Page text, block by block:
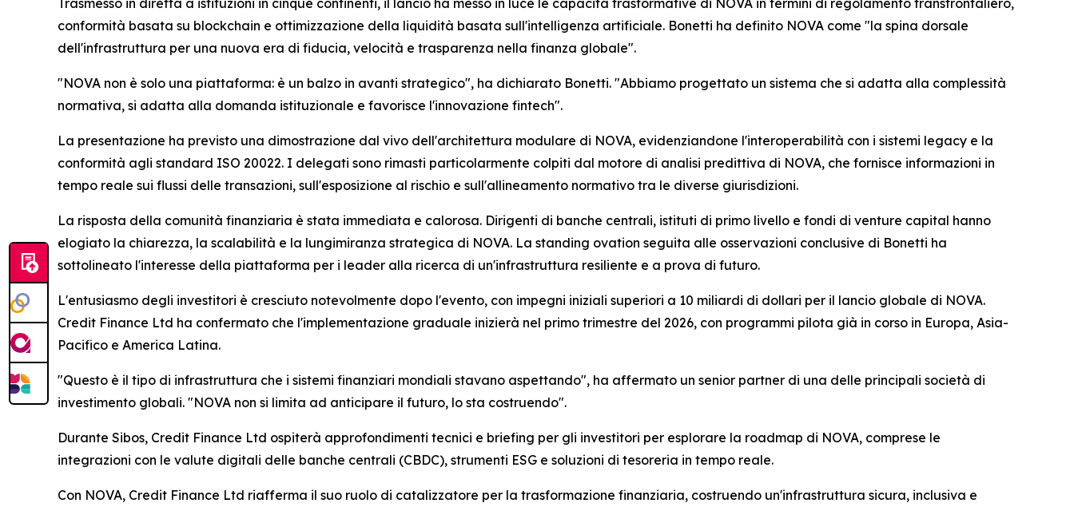
Trasmesso in diretta a istituzioni in cinque continenti, il lancio ha messo in luce le capacità trasformative di NOVA in termini di regolamento transfrontaliero,
conformità basata su blockchain e ottimizzazione della liquidità basata sull'intelligenza artificiale. Bonetti ha definito NOVA come "la spina dorsale
dell'infrastruttura per una nuova era di fiducia, velocità e trasparenza nella finanza globale".
"NOVA non è solo una piattaforma: è un balzo in avanti strategico", ha dichiarato Bonetti. "Abbiamo progettato un sistema che si adatta alla complessità
normativa, si adatta alla domanda istituzionale e favorisce l'innovazione fintech".
La presentazione ha previsto una dimostrazione dal vivo dell'architettura modulare di NOVA, evidenziandone l'interoperabilità con i sistemi legacy e la
conformità agli standard ISO 20022. I delegati sono rimasti particolarmente colpiti dal motore di analisi predittiva di NOVA, che fornisce informazioni in
tempo reale sui flussi delle transazioni, sull'esposizione al rischio e sull'allineamento normativo tra le diverse giurisdizioni.
La risposta della comunità finanziaria è stata immediata e calorosa. Dirigenti di banche centrali, istituti di primo livello e fondi di venture capital hanno
elogiato la chiarezza, la scalabilità e la lungimiranza strategica di NOVA. La standing ovation seguita alle osservazioni conclusive di Bonetti ha
sottolineato l'interesse della piattaforma per i leader alla ricerca di un'infrastruttura resiliente e a prova di futuro.
L'entusiasmo degli investitori è cresciuto notevolmente dopo l'evento, con impegni iniziali superiori a 10 miliardi di dollari per il lancio globale di NOVA.
Credit Finance Ltd ha confermato che l'implementazione graduale inizierà nel primo trimestre del 2026, con programmi pilota già in corso in Europa, Asia-
Pacifico e America Latina.
"Questo è il tipo di infrastruttura che i sistemi finanziari mondiali stavano aspettando", ha affermato un senior partner di una delle principali società di
investimento globali. "NOVA non si limita ad anticipare il futuro, lo sta costruendo".
Durante Sibos, Credit Finance Ltd ospiterà approfondimenti tecnici e briefing per gli investitori per esplorare la roadmap di NOVA, comprese le
integrazioni con le valute digitali delle banche centrali (CBDC), strumenti ESG e soluzioni di tesoreria in tempo reale.
Con NOVA, Credit Finance Ltd riafferma il suo ruolo di catalizzatore per la trasformazione finanziaria, costruendo un'infrastruttura sicura, inclusiva e